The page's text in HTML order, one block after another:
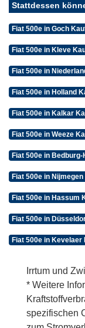
Stattdessen
Fiat 500e in Goch
Fiat 500e in Kleve
Fiat 500e in
Fiat 500e in Holland
Fiat 500e in Kalkar
Fiat 500e in Weeze
Fiat 500e in
Fiat 500e in
Fiat 500e in Hassum
Fiat 500e in
Fiat 500e in
Irrtum und
* Weitere
spezifischen